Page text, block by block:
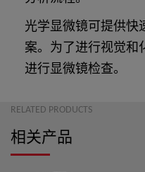
光学显微镜可提供快
案。为了进行视觉和
进行显微镜检查。
RELATED PRODUCTS
相关产品